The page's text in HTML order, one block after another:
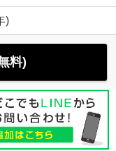
)
料)